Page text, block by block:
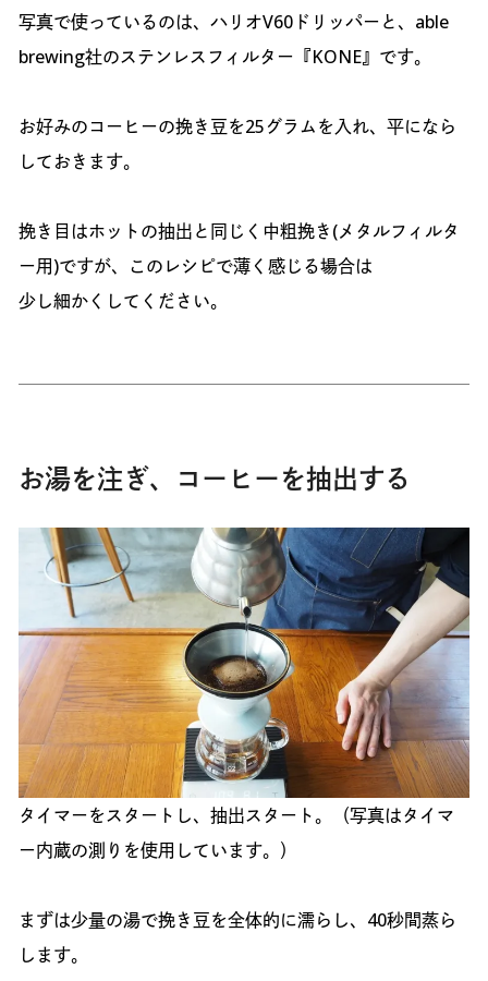
写真で使っているのは、ハリオV60ドリッパーと、able
brewing社のステンレスフィルター『KONE』です。
お好みのコーヒーの挽き豆を25グラムを入れ、平になら
しておきます。
挽き目はホットの抽出と同じく中粗挽き(メタルフィルタ
ー用)ですが、このレシピで薄く感じる場合は
少し細かくしてください。
お湯を注ぎ、コーヒーを抽出する
タイマーをスタートし、抽出スタート。（写真はタイマ
ー内蔵の測りを使用しています。）
まずは少量の湯で挽き豆を全体的に濡らし、40秒間蒸ら
します。